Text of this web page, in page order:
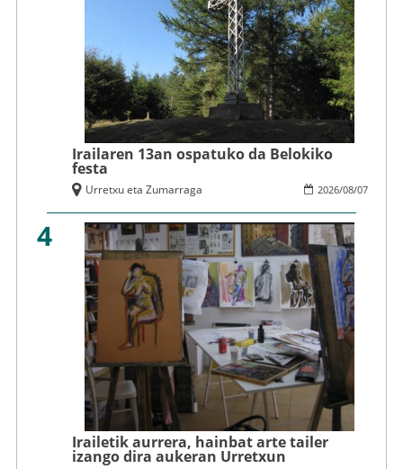
Irailaren 13an ospatuko da Belokiko
festa
2026/08/07
Urretxu eta Zumarraga
4
Irailetik aurrera, hainbat arte tailer
izango dira aukeran Urretxun